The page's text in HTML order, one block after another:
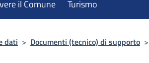
il Comune Turismo
dati > Documenti (tecnico) di supporto >